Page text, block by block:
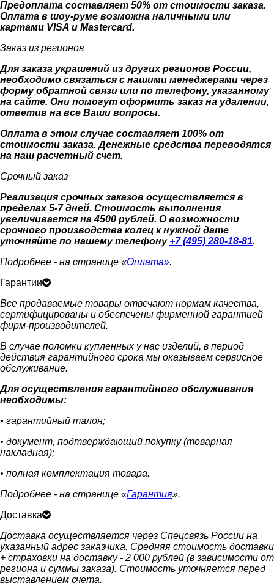
Предоплата составляет 50% от стоимости заказа.
Оплата в шоу-руме возможна наличными или
картами VISA и Mastercard.
Заказ из регионов
Для заказа украшений из других регионов России,
необходимо связаться с нашими менеджерами через
форму обратной связи или по телефону, указанному
на сайте. Они помогут оформить заказ на удалении,
ответив на все Ваши вопросы.
Оплата в этом случае составляет 100% от
стоимости заказа. Денежные средства переводятся
на наш расчетный счет.
Срочный заказ
Реализация срочных заказов осуществляется в
пределах 5-7 дней. Стоимость выполнения
увеличивается на 4500 рублей. О возможности
срочного производства колец к нужной дате
уточняйте по нашему телефону +7 (495) 280-18-81.
Подробнее - на странице «Оплата».
Гарантии
Все продаваемые товары отвечают нормам качества,
сертифицированы и обеспечены фирменной гарантией
фирм-производителей.
В случае поломки купленных у нас изделий, в период
действия гарантийного срока мы оказываем сервисное
обслуживание.
Для осуществления гарантийного обслуживания
необходимы:
• гарантийный талон;
• документ, подтверждающий покупку (товарная
накладная);
• полная комплектация товара.
Подробнее - на странице «Гарантия».
Доставка
Доставка осуществляется через Спецсвязь России на
указанный адрес заказчика. Средняя стоимость доставки
+ страховки на доставку - 2 000 рублей (в зависимости от
региона и суммы заказа). Стоимость уточняется перед
выставлением счета.